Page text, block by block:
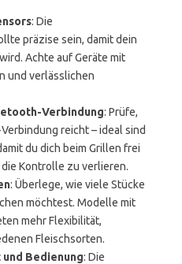
: Die
präzise sein, damit dein
Achte auf Geräte mit
und verlässlichen
Verbindung: Prüfe,
reicht – ideal sind
du dich beim Grillen frei
Kontrolle zu verlieren.
: Überlege, wie viele Stücke
möchtest. Modelle mit
mehr Flexibilität,
Fleischsorten.
Bedienung: Die